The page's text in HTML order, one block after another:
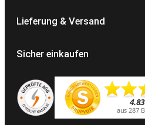
Lieferung & Versand
Sicher einkaufen